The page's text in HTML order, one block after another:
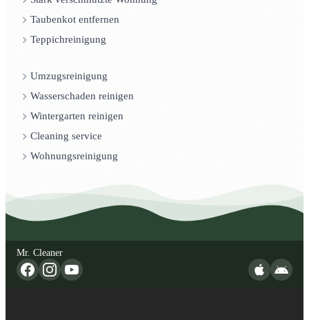
Taubenkot entfernen
Teppichreinigung
Umzugsreinigung
Wasserschaden reinigen
Wintergarten reinigen
Cleaning service
Wohnungsreinigung
Mr. Cleaner